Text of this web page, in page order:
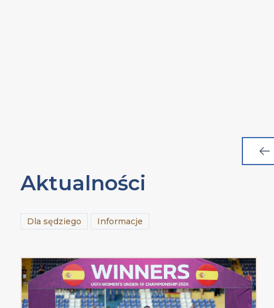
Aktualności
Dla sędziego Informacje